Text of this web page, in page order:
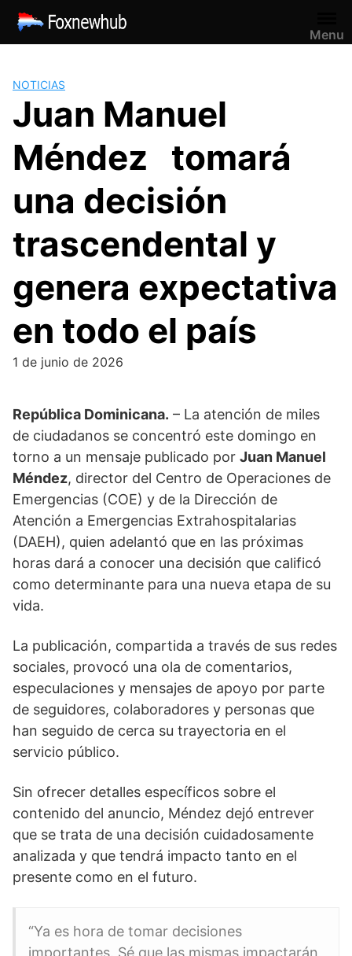
Saltar
contenido
Menu
NOTICIAS
Juan Manuel
Méndez tomará
una decisión
trascendental y
genera expectativa
en todo el país
1 de junio de 2026
República Dominicana. – La atención de miles
de ciudadanos se concentró este domingo en
torno a un mensaje publicado por Juan Manuel
Méndez, director del Centro de Operaciones de
Emergencias (COE) y de la Dirección de
Atención a Emergencias Extrahospitalarias
(DAEH), quien adelantó que en las próximas
horas dará a conocer una decisión que calificó
como determinante para una nueva etapa de su
vida.
La publicación, compartida a través de sus redes
sociales, provocó una ola de comentarios,
especulaciones y mensajes de apoyo por parte
de seguidores, colaboradores y personas que
han seguido de cerca su trayectoria en el
servicio público.
Sin ofrecer detalles específicos sobre el
contenido del anuncio, Méndez dejó entrever
que se trata de una decisión cuidadosamente
analizada y que tendrá impacto tanto en el
presente como en el futuro.
“Ya es hora de tomar decisiones
importantes. Sé que las mismas impactarán